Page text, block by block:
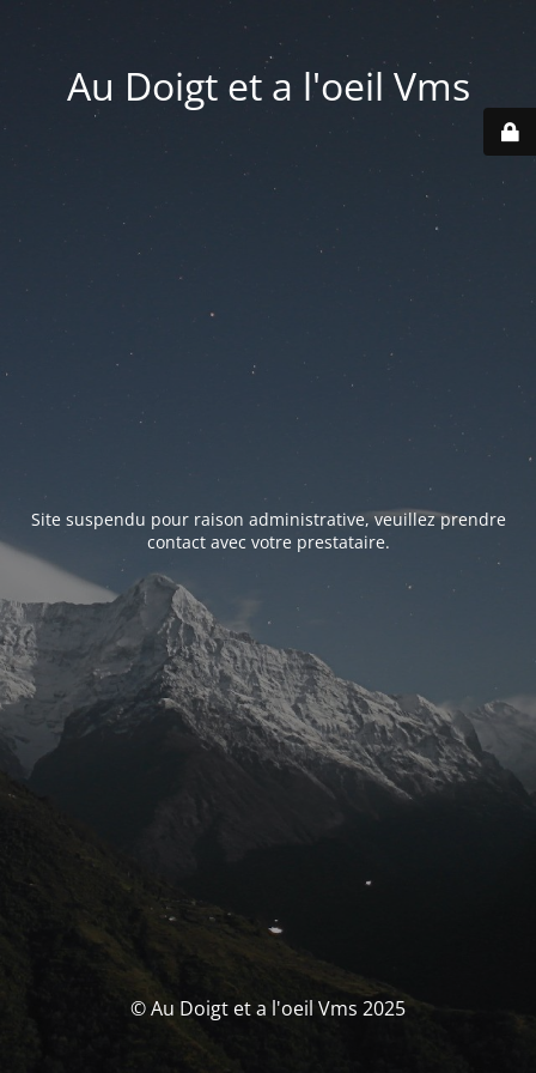
Au Doigt et a l'oeil Vms
Site suspendu pour raison administrative, veuillez prendre
contact avec votre prestataire.
© Au Doigt et a l'oeil Vms 2025